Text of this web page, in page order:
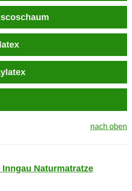
nach oben
Naturmatratze